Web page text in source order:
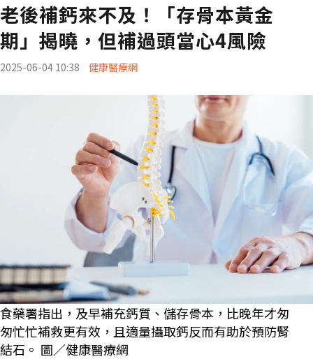
老後補鈣來不及！「存骨本黃金
期」揭曉，但補過頭當心4風險
2025-06-04 10:38 健康醫療網
食藥署指出，及早補充鈣質、儲存骨本，比晚年才匆
匆忙忙補救更有效，且適量攝取鈣反而有助於預防腎
結石。 圖／健康醫療網